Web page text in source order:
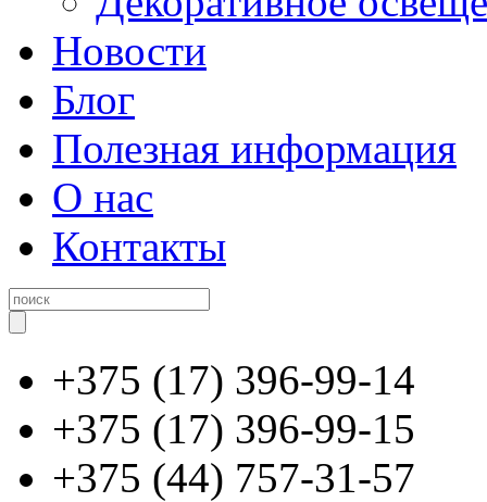
Новости
Блог
Полезная информация
О нас
Контакты
+375 (17) 396-99-14
+375 (17) 396-99-15
+375 (44) 757-31-57